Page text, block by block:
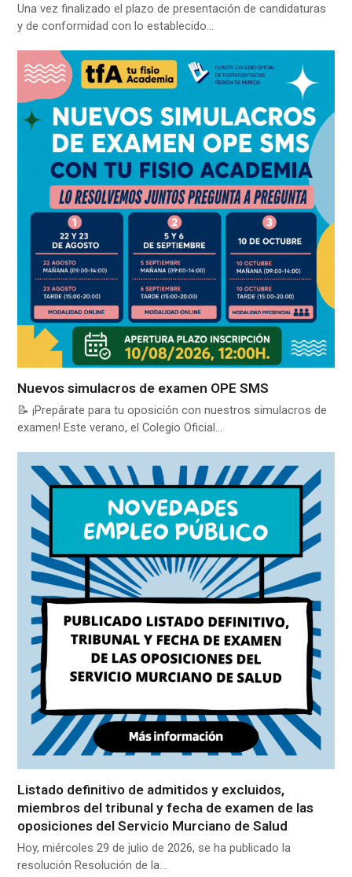
Una vez finalizado el plazo de presentación de candidaturas
y de conformidad con lo establecido…
Nuevos simulacros de examen OPE SMS
📝 ¡Prepárate para tu oposición con nuestros simulacros de
examen! Este verano, el Colegio Oficial…
Listado definitivo de admitidos y excluidos,
miembros del tribunal y fecha de examen de las
oposiciones del Servicio Murciano de Salud
Hoy, miércoles 29 de julio de 2026, se ha publicado la
resolución Resolución de la…